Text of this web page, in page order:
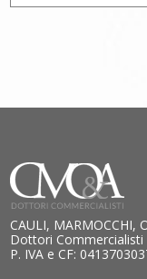
CAULI, MARMOCCHI,
Dottori Commercialisti
P. IVA e CF: